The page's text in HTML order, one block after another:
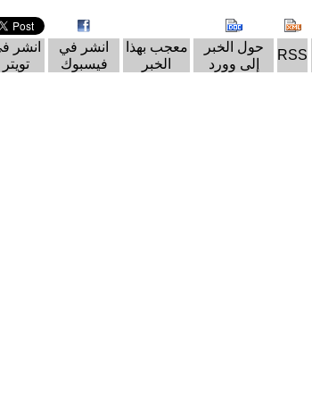
RSS
حول الخبر
إلى وورد
معجب بهذا
الخبر
انشر في
فيسبوك
انشر
تويتر